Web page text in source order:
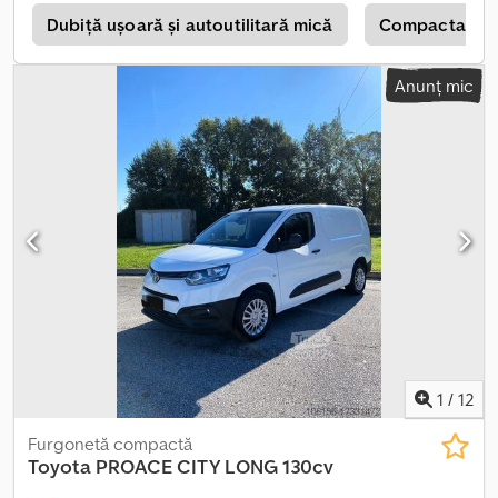
de funcționare. Dcodpsuiy Najfx Aidek
Dubiţă uşoară şi autoutilitară mică Compactator
Anunț mic
1 / 12
Furgonetă compactă
Toyota PROACE CITY LONG 130cv